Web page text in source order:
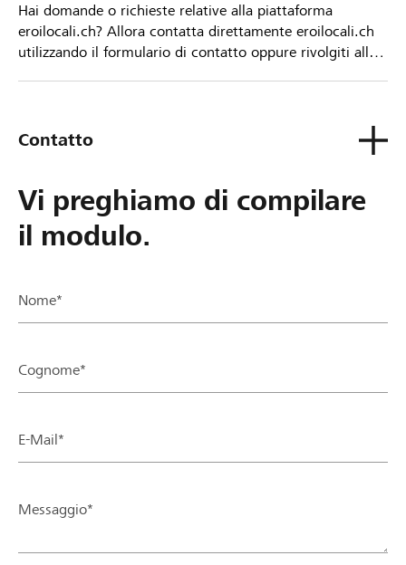
Hai domande o richieste relative alla piattaforma
eroilocali.ch? Allora contatta direttamente eroilocali.ch
utilizzando il formulario di contatto oppure rivolgiti alla
Contatto
Vi preghiamo di compilare
il modulo.
Nome*
Cognome*
E-Mail*
Messaggio*